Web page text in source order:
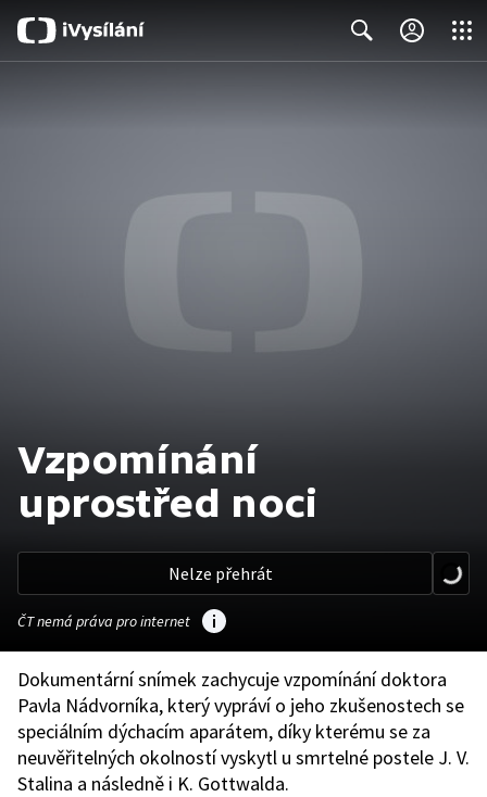
Vzpomínání
uprostřed noci
Nelze přehrát
ČT nemá práva pro internet
Dokumentární snímek zachycuje vzpomínání doktora
Pavla Nádvorníka, který vypráví o jeho zkušenostech se
speciálním dýchacím aparátem, díky kterému se za
neuvěřitelných okolností vyskytl u smrtelné postele J. V.
Stalina a následně i K. Gottwalda.